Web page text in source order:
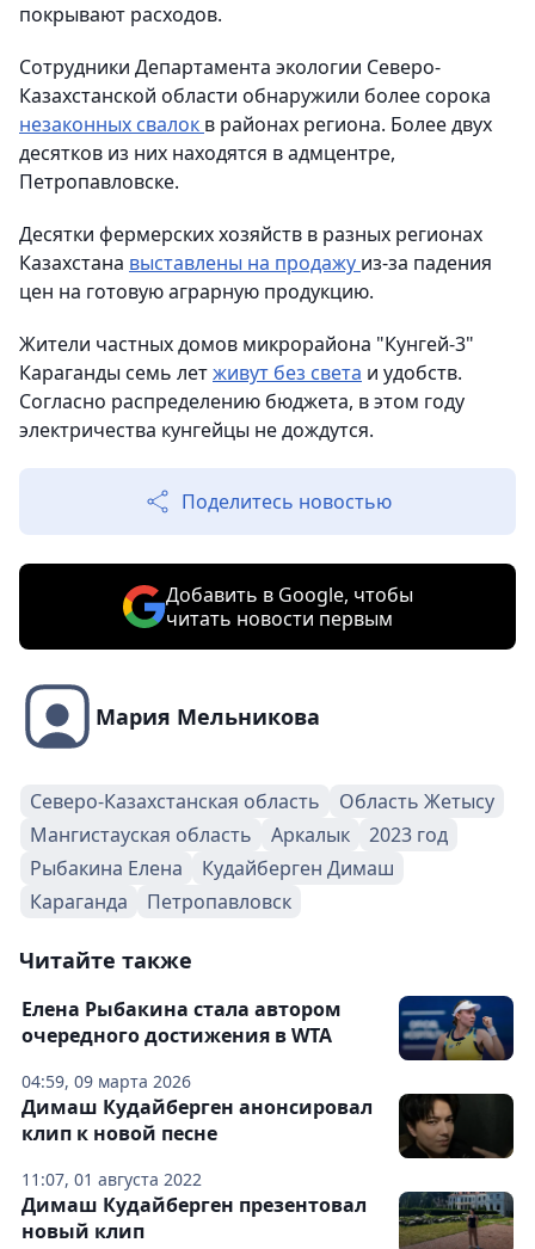
покрывают расходов.
Сотрудники Департамента экологии Северо-
Казахстанской области обнаружили более сорока
незаконных свалок в районах региона. Более двух
десятков из них находятся в адмцентре,
Петропавловске.
Десятки фермерских хозяйств в разных регионах
Казахстана выставлены на продажу из-за падения
цен на готовую аграрную продукцию.
Жители частных домов микрорайона "Кунгей-3"
Караганды семь летживут без света и удобств.
Согласно распределению бюджета, в этом году
электричества кунгейцы не дождутся.
Поделитесь новостью
Добавить в Google, чтобы
читать новости первым
Мария Мельникова
Северо-Казахстанская область
Область Жетысу
Мангистауская область
Аркалык
2023 год
Рыбакина Елена
Кудайберген Димаш
Караганда
Петропавловск
Читайте также
04:59, 09 марта 2026
Елена Рыбакина стала автором
очередного достижения в WTA
11:07, 01 августа 2022
Димаш Кудайберген анонсировал
клип к новой песне
Димаш Кудайберген презентовал
новый клип